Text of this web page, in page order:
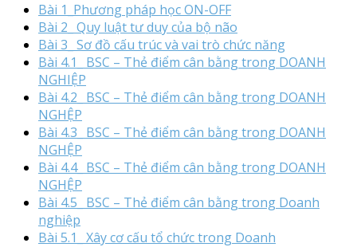
Bài 1_Phương pháp học ON-OFF
Bài 2_ Quy luật tư duy của bộ não
Bài 3_ Sơ đồ cấu trúc và vai trò chức năng
Bài 4.1_ BSC – Thẻ điểm cân bằng trong DOANH
NGHIỆP
Bài 4.2_ BSC – Thẻ điểm cân bằng trong DOANH
NGHỆP
Bài 4.3_ BSC – Thẻ điểm cân bằng trong DOANH
NGHỆP
Bài 4.4_ BSC – Thẻ điểm cân bằng trong DOANH
NGHỆP
Bài 4.5_ BSC – Thẻ điểm cân bằng trong Doanh
nghiệp
Bài 5.1_ Xây cơ cấu tổ chức trong Doanh